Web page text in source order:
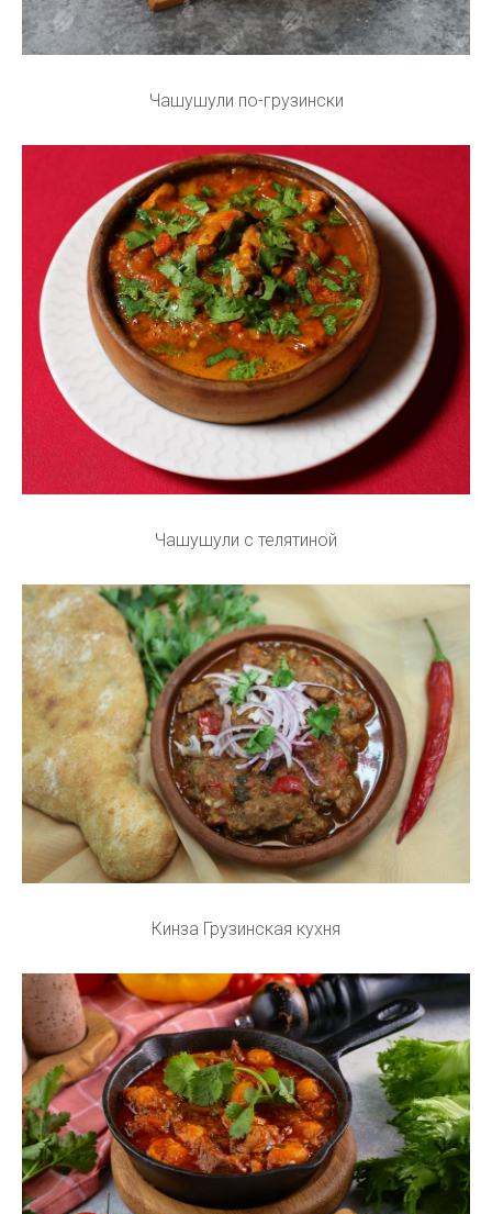
Чашушули по-грузински
Чашушули с телятиной
Кинза Грузинская кухня